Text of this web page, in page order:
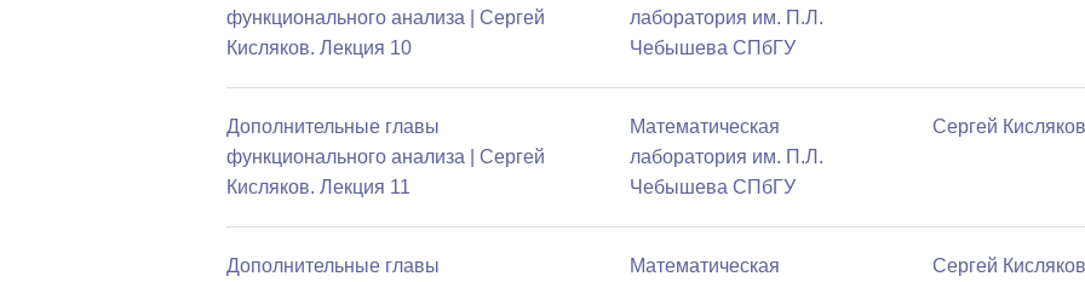
функционального анализа | Сергей
Кисляков. Лекция 10
лаборатория им. П.Л.
Чебышева СПбГУ
Дополнительные главы
функционального анализа | Сергей
Кисляков. Лекция 11
Математичеcкая
лаборатория им. П.Л.
Чебышева СПбГУ
Сергей Кисляков
Дополнительные главы
Математичеcкая
Сергей Кисляков